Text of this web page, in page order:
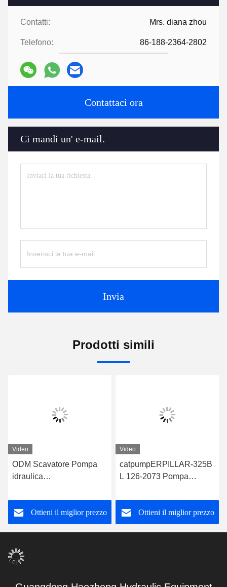
Contatti: Mrs. diana zhou
Telefono: 86-188-2364-2802
Contattaci ora
Ci mandi un' e-mail.
Invia
Prodotti simili
Video
ODM Scavatore Pompa
idraulica
126-2073 catpump
Scavatore pompa
Ottieni il miglior prezzo
Video
catpumpERPILLAR-325B
L 126-2073 Pompa
la costruzione
Ottieni il miglior prezzo